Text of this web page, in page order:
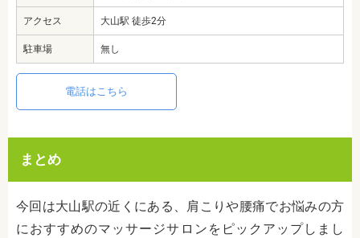
アクセス 大山駅 徒歩2分
駐車場 無し
電話はこちら
まとめ
今回は大山駅の近くにある、肩こりや腰痛でお悩みの方
におすすめのマッサージサロンをピックアップしまし